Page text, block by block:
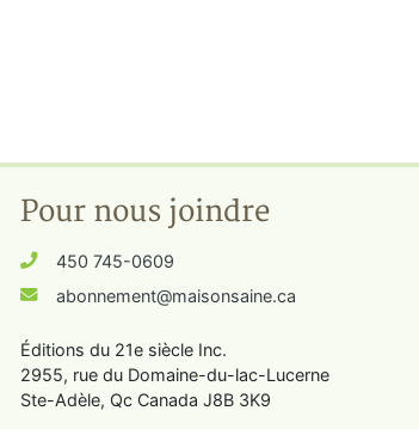
Pour nous joindre
450 745-0609
abonnement@maisonsaine.ca
Éditions du 21e siècle Inc.
2955, rue du Domaine-du-lac-Lucerne
Ste-Adèle, Qc Canada J8B 3K9